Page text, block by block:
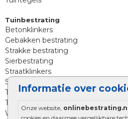
Informatie over
Onze website, onlinebestrating.nl
Tuinbestrating
Betonklinkers
Gebakken bestrating
Strakke bestrating
Sierbestrating
Straatklinkers
Straatstenen
Trommelstenen
Tuinstenen
Waalformaat